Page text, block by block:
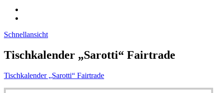
Schnellansicht
Tischkalender „Sarotti“ Fairtrade
Tischkalender „Sarotti“ Fairtrade